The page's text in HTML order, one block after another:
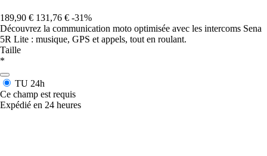
189,90 € 131,76 € -31%
Découvrez la communication moto optimisée avec les intercoms Sena
5R Lite : musique, GPS et appels, tout en roulant.
Taille
*
TU 24h
Ce champ est requis
Expédié en 24 heures